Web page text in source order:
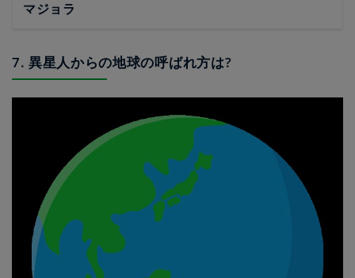
マジョラ
7. 異星人からの地球の呼ばれ方は?